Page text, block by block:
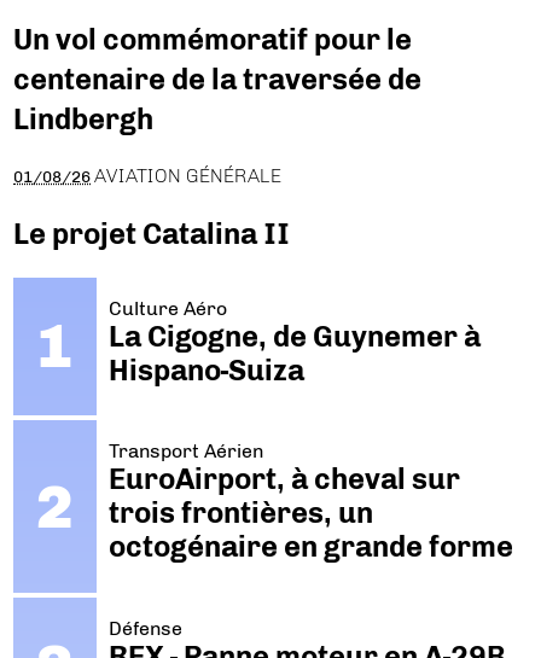
Un vol commémoratif pour le
centenaire de la traversée de
Lindbergh
01/08/26 AVIATION GÉNÉRALE
Le projet Catalina II
Culture Aéro
La Cigogne, de Guynemer à
Hispano-Suiza
Transport Aérien
EuroAirport, à cheval sur
trois frontières, un
octogénaire en grande forme
Défense